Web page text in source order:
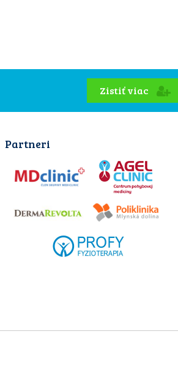
Zistiť viac
Partneri